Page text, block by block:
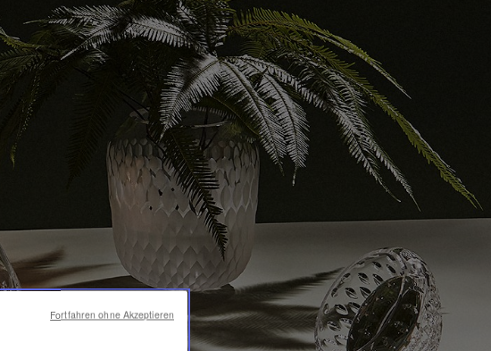
Fortfahren ohne Akzeptieren